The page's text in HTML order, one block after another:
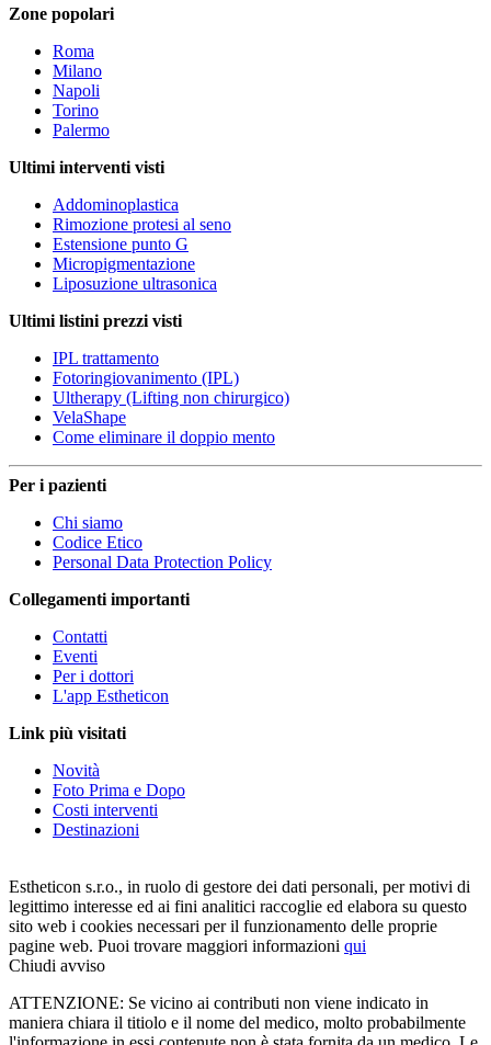
Zone popolari
Roma
Milano
Napoli
Torino
Palermo
Ultimi interventi visti
Addominoplastica
Rimozione protesi al seno
Estensione punto G
Micropigmentazione
Liposuzione ultrasonica
Ultimi listini prezzi visti
IPL trattamento
Fotoringiovanimento (IPL)
Ultherapy (Lifting non chirurgico)
VelaShape
Come eliminare il doppio mento
Per i pazienti
Chi siamo
Codice Etico
Personal Data Protection Policy
Collegamenti importanti
Contatti
Eventi
Per i dottori
L'app Estheticon
Link più visitati
Novità
Foto Prima e Dopo
Costi interventi
Destinazioni
Estheticon s.r.o., in ruolo di gestore dei dati personali, per motivi di
legittimo interesse ed ai fini analitici raccoglie ed elabora su questo
sito web i cookies necessari per il funzionamento delle proprie
pagine web. Puoi trovare maggiori informazioni qui
Chiudi avviso
ATTENZIONE: Se vicino ai contributi non viene indicato in
maniera chiara il titiolo e il nome del medico, molto probabilmente